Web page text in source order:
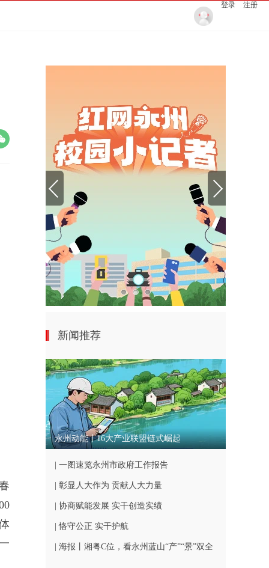
登录 注册
新闻推荐
永州动能丨16大产业联盟链式崛起
| 一图速览永州市政府工作报告
| 彰显人大作为 贡献人大力量
| 协商赋能发展 实干创造实绩
| 恪守公正 实干护航
| 海报丨湘粤C位，看永州蓝山“产”“景”双全